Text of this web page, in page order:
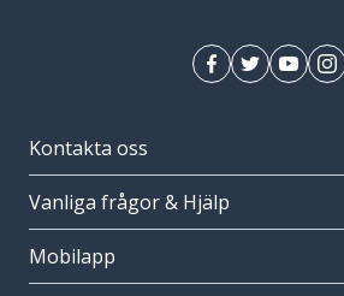
Kontakta oss
Vanliga frågor & Hjälp
Mobilapp